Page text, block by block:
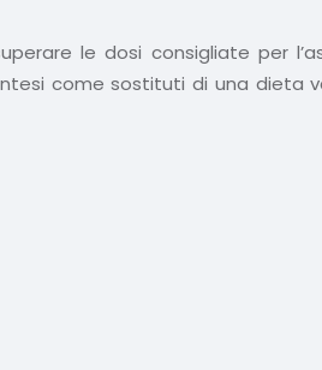
le dosi consigliate per
come sostituti di una dieta